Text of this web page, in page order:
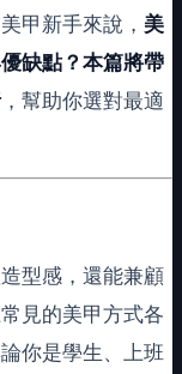
甲新手來說， 美
缺點？本篇將帶
，幫助你選對最適
型感，還能兼顧
見的美甲方式各
你是學生、上班